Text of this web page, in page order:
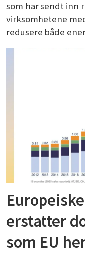
som har sendt inn
virksomhetene
redusere både
erstatter
som EU